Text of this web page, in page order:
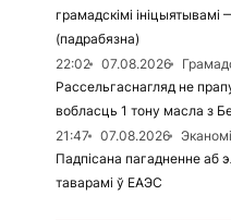
грамадскімі ініцыятывамі
(падрабязна)
22:02
07.08.2026
Рассельгаснагляд не
вобласць 1 тону масла з
21:47
07.08.2026
Падпісана пагадненне аб
таварамі ў ЕАЭС